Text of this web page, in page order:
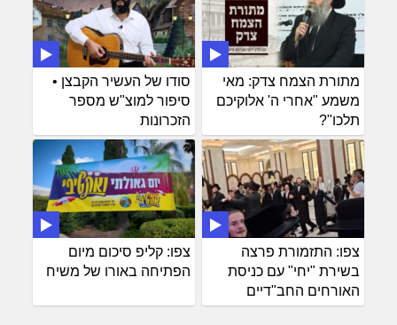
סודו של העשיר הקבצן •
סיפור למוצ"ש מספר
הזכרונות
מתורת הצמח צדק: מאי
משמע "אחרי ה' אלוקיכם
תלכו"?
צפו: קליפ סיכום מיום
הפתיחה באורו של משיח
צפו: התזמורת פרצה
בשירת "יחי" עם כניסת
האורחים החב"דיים